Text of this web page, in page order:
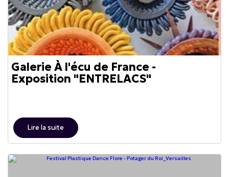
Galerie À l'écu de France -
Exposition "ENTRELACS"
Lire la suite